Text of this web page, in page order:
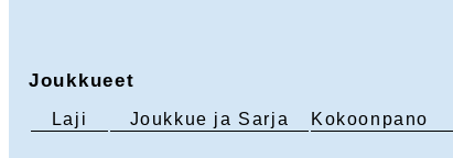
Joukkueet
Laji Joukkue ja Sarja Kokoonpano